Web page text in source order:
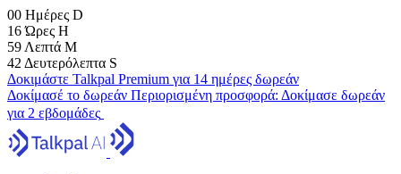
00 Ημέρες D
16 Ώρες H
59 Λεπτά M
41 Δευτερόλεπτα S
Δοκιμάστε Talkpal Premium για 14 ημέρες δωρεάν
Δοκίμασέ το δωρεάν Περιορισμένη προσφορά: Δοκίμασε δωρεάν
για 2 εβδομάδες